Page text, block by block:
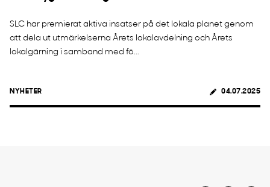
SLC har premierat aktiva insatser på det lokala planet genom
att dela ut utmärkelserna Årets lokalavdelning och Årets
lokalgärning i samband med fö...
NYHETER 04.07.2025